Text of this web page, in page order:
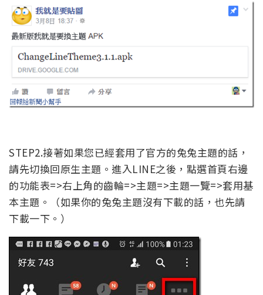
STEP2.接著如果您已經套用了官方的兔兔主題的話，
請先切換回原生主題。進入LINE之後，點選首頁右邊
的功能表=>右上角的齒輪=>主題=>主題一覽=>套用基
本主題。（如果你的兔兔主題沒有下載的話，也先請
下載一下。）